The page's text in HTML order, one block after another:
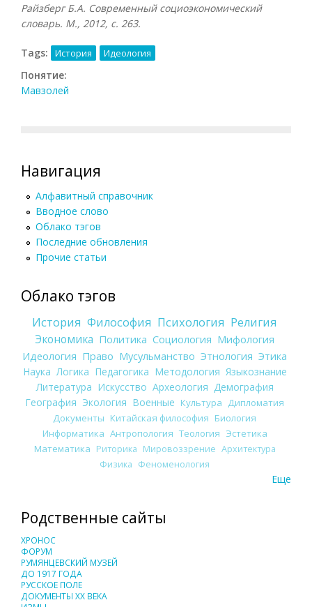
Райзберг Б.А. Современный социоэкономический
словарь. М., 2012, с. 263.
Tags: История Идеология
Понятие:
Мавзолей
Навигация
Алфавитный справочник
Вводное слово
Облако тэгов
Последние обновления
Прочие статьи
Облако тэгов
История Философия Психология Религия
Экономика Политика Социология Мифология
Идеология Право Мусульманство Этнология Этика
Наука Логика Педагогика Методология Языкознание
Литература Искусство Археология Демография
География Экология Военные Культура
Дипломатия
Документы Китайская философия Биология
Информатика Антропология Теология Эстетика
Математика Риторика Мировоззрение Архитектура
Физика Феноменология
Еще
Родственные сайты
ХРОНОС
ФОРУМ
РУМЯНЦЕВСКИЙ МУЗЕЙ
ДО 1917 ГОДА
РУССКОЕ ПОЛЕ
ДОКУМЕНТЫ XX ВЕКА